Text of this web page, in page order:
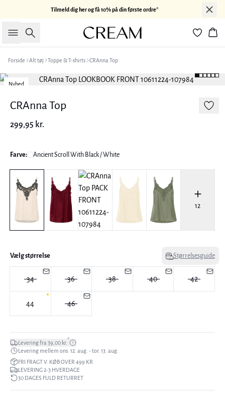
Tilmeld dig her og få 10% på din første ordre*
Søg
Forside Alt tøj Toppe & T-shirts CRAnna Top
Nyhed
CRAnna Top
299,95 kr.
Farve: Ancient Scroll With Black / White
12
Vælg størrelse Størrelsesguide
34 36 38 40 42
44 46
Levering fra 39,00 kr.*
Levering mellem ons. 12. aug. - tor. 13. aug.
FRI FRAGT V. KØB OVER 499 KR.
LEVERING 2-3 HVERDAGE
30 DAGES FULD RETURRET